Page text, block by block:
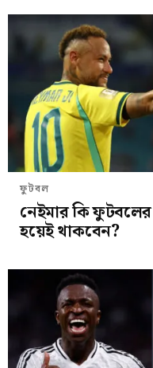
ফুটবল
নেইমার কি
হয়েই থাকবেন?